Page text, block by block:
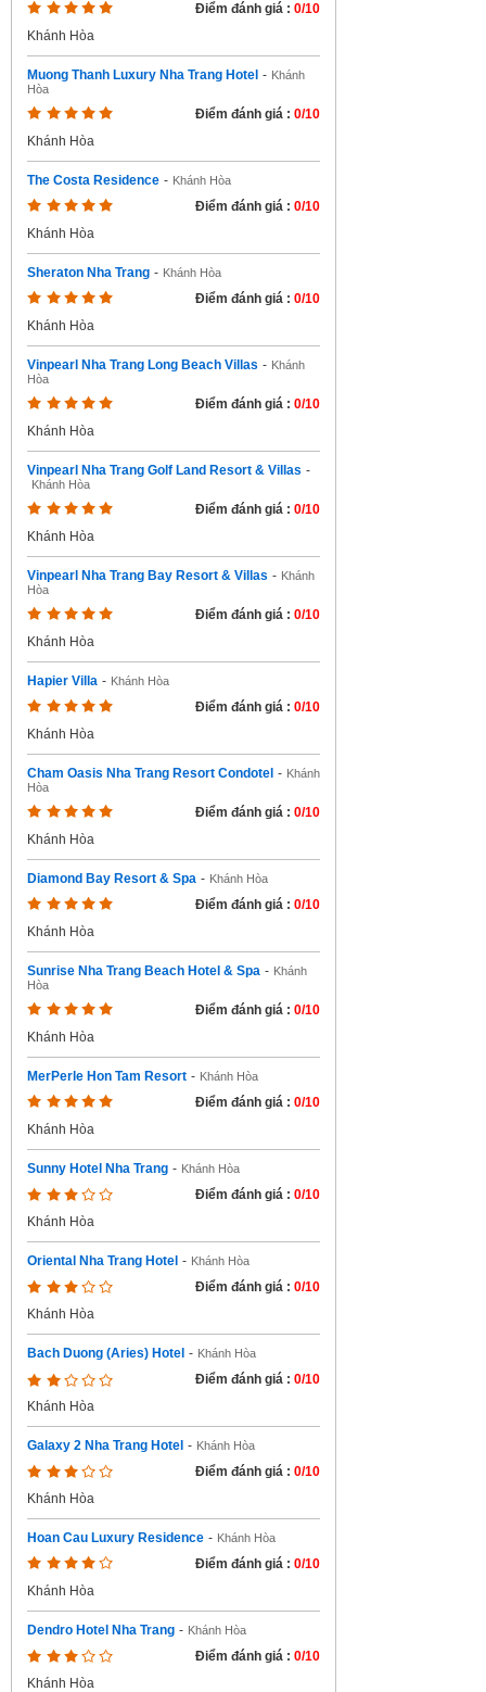
Điểm đánh giá : 0/10
Khánh Hòa
Muong Thanh Luxury Nha Trang Hotel - Khánh
Hòa
Điểm đánh giá : 0/10
Khánh Hòa
The Costa Residence - Khánh Hòa
Điểm đánh giá : 0/10
Khánh Hòa
Sheraton Nha Trang - Khánh Hòa
Điểm đánh giá : 0/10
Khánh Hòa
Vinpearl Nha Trang Long Beach Villas - Khánh
Hòa
Điểm đánh giá : 0/10
Khánh Hòa
Vinpearl Nha Trang Golf Land Resort & Villas -
Khánh Hòa
Điểm đánh giá : 0/10
Khánh Hòa
Vinpearl Nha Trang Bay Resort & Villas - Khánh
Hòa
Điểm đánh giá : 0/10
Khánh Hòa
Hapier Villa - Khánh Hòa
Điểm đánh giá : 0/10
Khánh Hòa
Cham Oasis Nha Trang Resort Condotel - Khánh
Hòa
Điểm đánh giá : 0/10
Khánh Hòa
Diamond Bay Resort & Spa - Khánh Hòa
Điểm đánh giá : 0/10
Khánh Hòa
Sunrise Nha Trang Beach Hotel & Spa - Khánh
Hòa
Điểm đánh giá : 0/10
Khánh Hòa
MerPerle Hon Tam Resort - Khánh Hòa
Điểm đánh giá : 0/10
Khánh Hòa
Sunny Hotel Nha Trang - Khánh Hòa
Điểm đánh giá : 0/10
Khánh Hòa
Oriental Nha Trang Hotel - Khánh Hòa
Điểm đánh giá : 0/10
Khánh Hòa
Bach Duong (Aries) Hotel - Khánh Hòa
Điểm đánh giá : 0/10
Khánh Hòa
Galaxy 2 Nha Trang Hotel - Khánh Hòa
Điểm đánh giá : 0/10
Khánh Hòa
Hoan Cau Luxury Residence - Khánh Hòa
Điểm đánh giá : 0/10
Khánh Hòa
Dendro Hotel Nha Trang - Khánh Hòa
Điểm đánh giá : 0/10
Khánh Hòa